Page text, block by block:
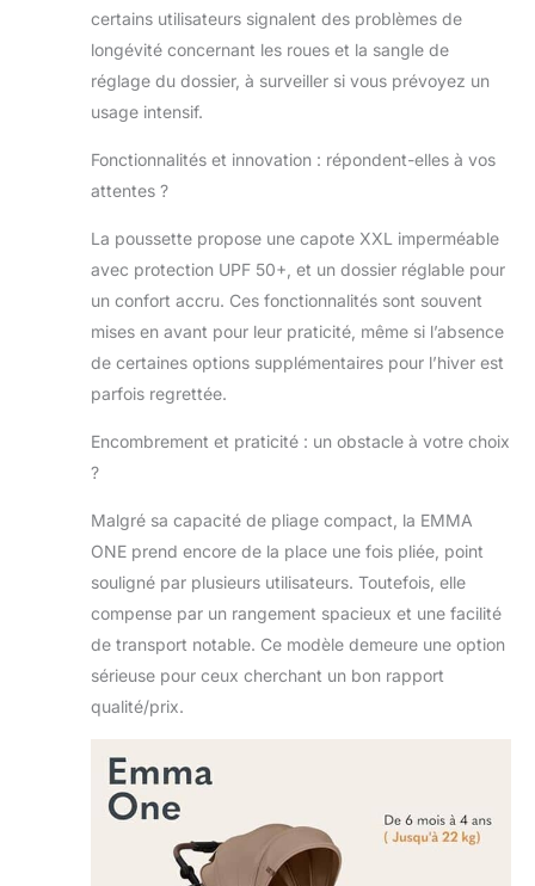
forme de plateau à
imperméable et
doté d'un indice
supplémentaire à
permet de s'arrêter
en toute sécurité
SEULE MAIN :
L'Emma One est
une poussette
pratiquement toute
bouton pour que la
bébé se replie
automatiquement
dans un format
compact de
Une option
Lorsqu'elle est
pliée, la poussette
certains utilisateurs signalent des problèmes de
longévité concernant les roues et la sangle de
réglage du dossier, à surveiller si vous prévoyez un
usage intensif.
Fonctionnalités et innovation : répondent-elles à vos
attentes ?
La poussette propose une capote XXL imperméable
avec protection UPF 50+, et un dossier réglable pour
un confort accru. Ces fonctionnalités sont souvent
mises en avant pour leur praticité, même si l’absence
de certaines options supplémentaires pour l’hiver est
parfois regrettée.
Encombrement et praticité : un obstacle à votre choix
?
Malgré sa capacité de pliage compact, la EMMA
ONE prend encore de la place une fois pliée, point
souligné par plusieurs utilisateurs. Toutefois, elle
compense par un rangement spacieux et une facilité
de transport notable. Ce modèle demeure une option
sérieuse pour ceux cherchant un bon rapport
qualité/prix.